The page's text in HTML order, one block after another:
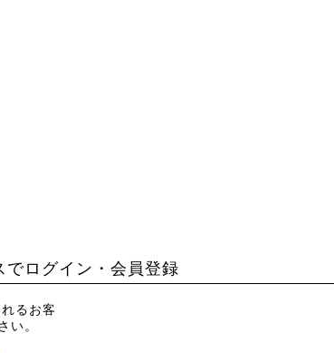
でログイン・会員登録
るお客
い。